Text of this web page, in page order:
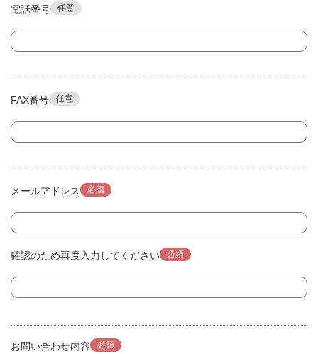
電話番号 任意
FAX番号 任意
メールアドレス 必須
確認のため再度入力してください 必須
お問い合わせ内容 必須